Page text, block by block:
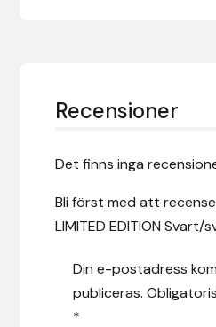
Recensioner
Det finns inga
Bli först med att
LIMITED EDITION Svart/
Din e-postadress
publiceras.
*
Iceland Pet
IceTack